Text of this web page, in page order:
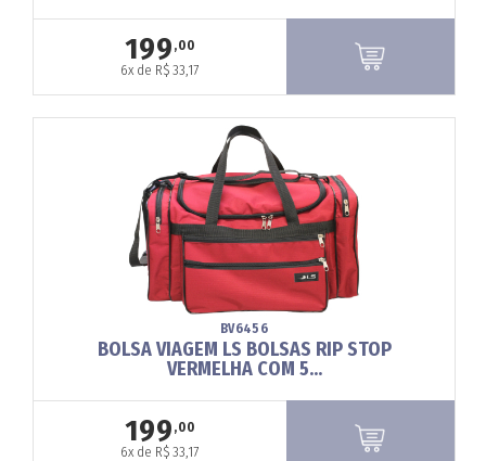
199 ,00
6x de R$ 33,17
BV6456
BOLSA VIAGEM LS BOLSAS RIP STOP
VERMELHA COM 5...
199 ,00
6x de R$ 33,17